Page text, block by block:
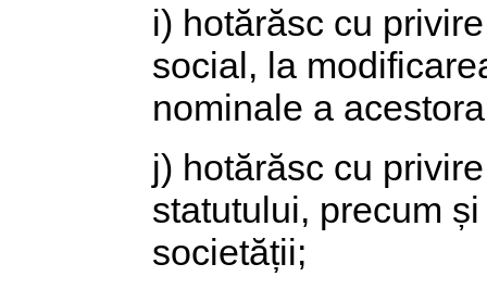
i) hotărăsc cu
social, la
nominale a
j) hotărăsc cu
statutului, precum
societății;